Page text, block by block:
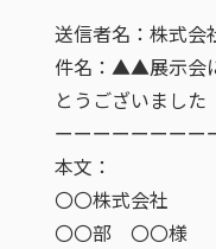
送信者名：株式
件名：▲▲展示会
とうございました
ーーーーーーーー
本文：
〇〇株式会社
〇〇部 〇〇様